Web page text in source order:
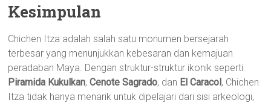
Kesimpulan
Chichen Itza adalah salah satu monumen bersejarah
terbesar yang menunjukkan kebesaran dan kemajuan
peradaban Maya. Dengan struktur-struktur ikonik seperti
Piramida Kukulkan,Cenote Sagrado, dan El Caracol, Chichen
Itza tidak hanya menarik untuk dipelajari dari sisi arkeologi,